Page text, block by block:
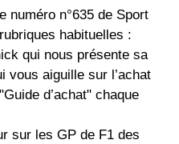
numéro n°635 de Sport
habituelles :
qui nous présente sa
vous aiguille sur l’achat
d’achat" chaque
sur les GP de F1 des